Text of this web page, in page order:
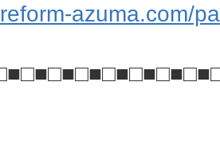
azuma.com/